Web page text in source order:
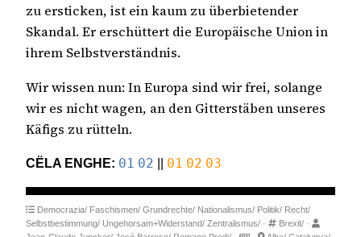
zu ersticken, ist ein kaum zu überbietender
Skandal. Er erschüttert die Europäische Union in
ihrem Selbstverständnis.
Wir wissen nun: In Europa sind wir frei, solange
wir es nicht wagen, an den Gitterstäben unseres
Käfigs zu rütteln.
CËLA ENGHE: 01 02 || 01 02 03
Democrazia/ Faschismen/ Grundrechte/ Nationalismus/ Politik/ Recht/
Selbstbestimmung/ Ungehorsam+Widerstand/ Zentralismus/ · Brexit/ ·